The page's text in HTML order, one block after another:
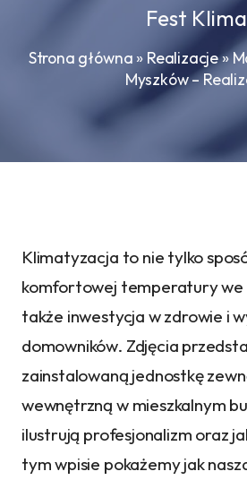
Fest
Strona główna » Realizacje»
Myszków –
Klimatyzacja to nie tylko
komfortowej temperatury we
także inwestycja w zdrowie i
domowników. Zdjęcia
zainstalowaną jednostkę
wewnętrzną w mieszkalnym
ilustrują profesjonalizm oraz
tym wpisie pokażemy jak